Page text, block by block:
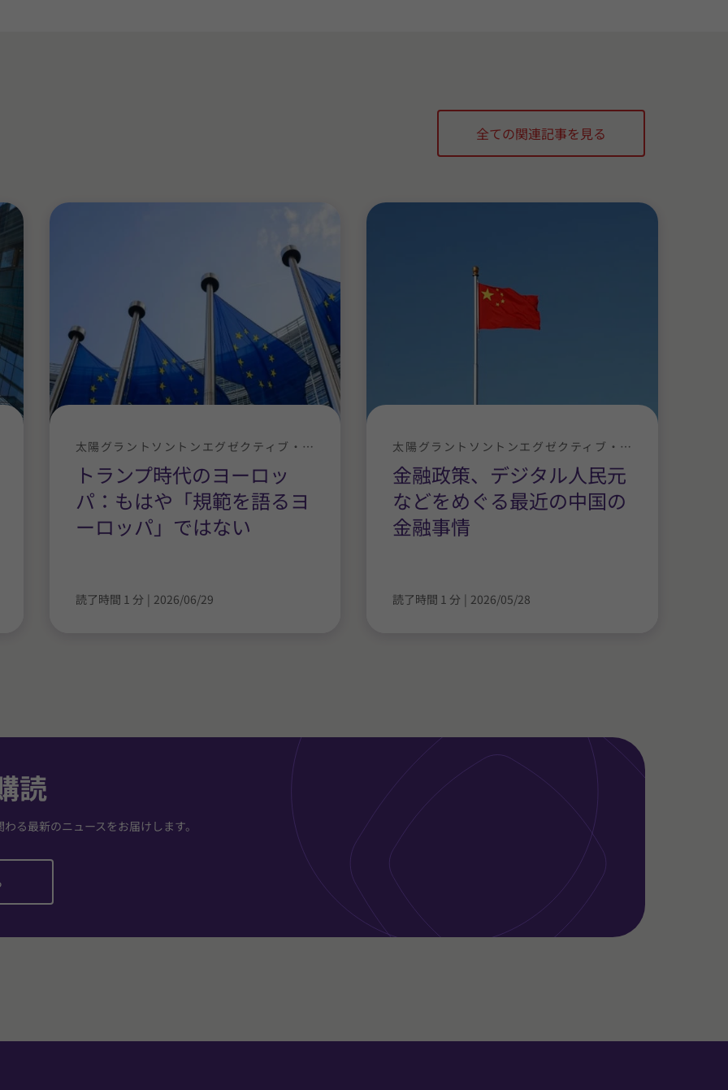
全ての関連記事を見る
トランプ時代のヨーロッ
パ：もはや「規範を語るヨ
ーロッパ」ではない
太陽グラントソントンエグゼクティブ・ニュース
読了時間 1 分 | 2026/06/29
金融政策、デジタル人民元
などをめぐる最近の中国の
金融事情
太陽グラントソントンエグゼクティブ・ニュース
読了時間 1 分 | 2026/05/28
読
る最新のニュースをお届けします。